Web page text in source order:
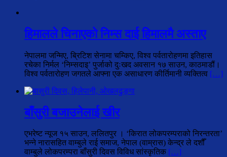
हिमालले चिनाएको निम्स दाई हिमालमै अस्ताए
नेपालमा जन्मिए, ब्रिटिश सेनामा चम्किए, विश्व पर्वतारोहणमा इतिहास
रचेका निर्मल ‘निम्सदाइ’ पुर्जाको दुःखद अवसान १७ साउन, काठमाडौं।
विश्व पर्वतारोहण जगतले आफ्ना एक असाधारण कीर्तिमानी व्यक्तित्व […]
बाँसुरी बजाउनेलाई खीर
एभरेष्ट न्यूज १५ साउन, ललितपुर । ‘किरात लोकपरम्पराको निरन्तरता’
भन्ने नारासहित वाम्बुले राई समाज, नेपाल (वाम्रास) केन्द्र ले दशौँ
वाम्बुले लोकपरम्परा बाँसुरी दिवस विविध सांस्कृतिक […]